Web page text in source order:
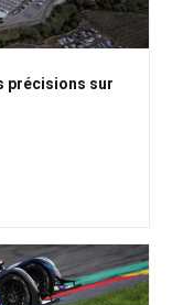
précisions sur